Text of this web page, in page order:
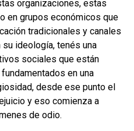
organizaciones, estas
en grupos económicos que
tradicionales y canales
ideología, tenés una
sociales que están
en una
desde ese punto el
y eso comienza a
de odio.